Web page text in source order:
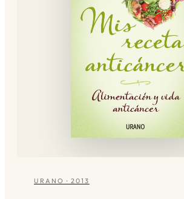
URANO · 2013